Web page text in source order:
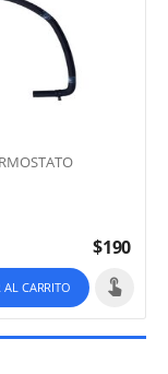
$190
AL CARRITO